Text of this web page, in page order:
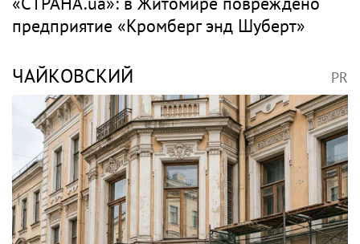
предприятие «Кромберг энд Шуберт»
ЧАЙКОВСКИЙ PR